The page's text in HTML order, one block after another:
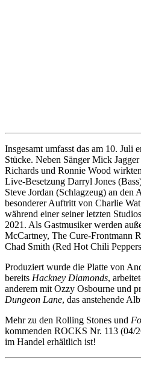
Insgesamt umfasst das am 10. Juli
Stücke. Neben Sänger Mick
Richards und Ronnie Wood
Live-Besetzung Darryl Jones
Steve Jordan (Schlagzeug) an den
besonderer Auftritt von Charlie
während einer seiner letzten
2021. Als Gastmusiker werden
McCartney, The Cure-Frontmann
Chad Smith (Red Hot Chili
Produziert wurde die Platte von
bereits Hackney Diamonds,
anderem mit Ozzy Osbourne und
Dungeon Lane, das anstehende
Mehr zu den Rolling Stones und
kommenden ROCKS Nr. 113 (04/
im Handel erhältlich ist!